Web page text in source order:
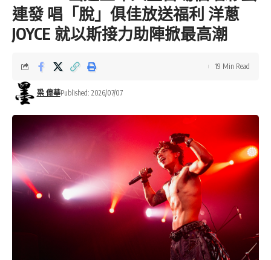
連發 唱「脫」俱佳放送福利 洋蔥
JOYCE 就以斯接力助陣掀最高潮
梁 偉華Published: 2026/07/07
19 Min Read